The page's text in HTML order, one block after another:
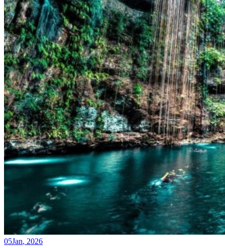
05Jan, 2026